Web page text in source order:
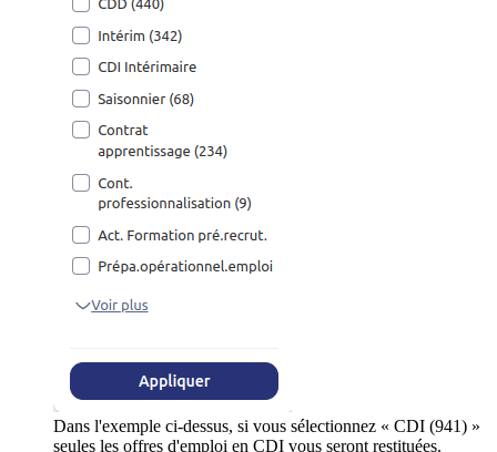
Dans l'exemple ci-dessus, si vous sélectionnez « CDI (941) »
seules les offres d'emploi en CDI vous seront restituées.